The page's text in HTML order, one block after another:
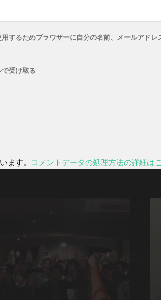
するためブラウザーに自分の名前、メールアドレ
受け取る
ます。 コメントデータの処理方法の詳細は